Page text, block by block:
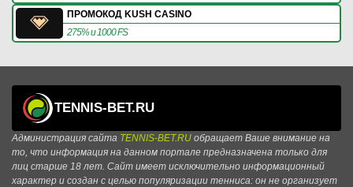
ПРОМОКОД KUSH CASINO
275% и 1000 FS
TENNIS-BET.RU
Администрация сайта TENNIS-BET.RU обращает Ваше внимание на
то, что информация на данном портале предназначена только для
лиц старше 18 лет. Сайт имеет исключительно информационный
характер и создан с целью популяризации тенниса: он не организует